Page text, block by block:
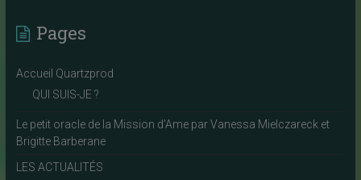
Pages
Accueil Quartzprod
QUI SUIS-JE ?
Le petit oracle de la Mission d’Ame par Vanessa Mielczareck et
Brigitte Barberane
LES ACTUALITÉS